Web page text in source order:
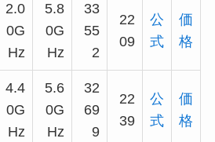
2.0
0G
Hz
5.8
0G
Hz
33
55
2
22
09
公
式
価
格
4.4
0G
Hz
5.6
0G
Hz
32
69
9
22
39
公
式
価
格